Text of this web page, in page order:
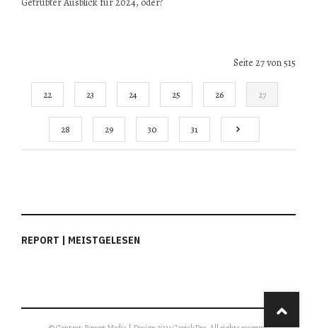
Seite 27 von 515
22 23 24 25 26 27
28 29 30 31
REPORT | MEISTGELESEN